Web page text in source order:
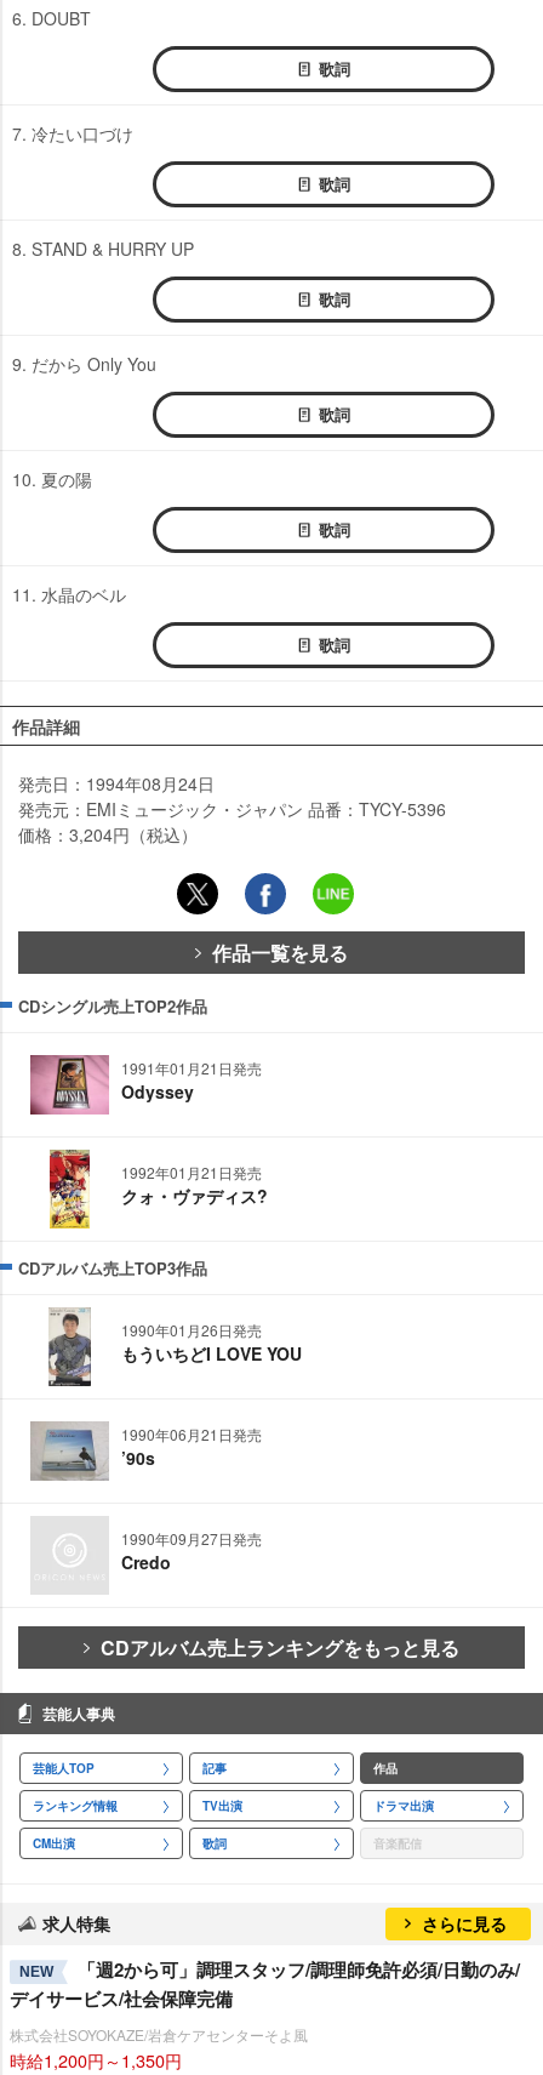
6. DOUBT
歌詞
7. 冷たい口づけ
歌詞
8. STAND & HURRY UP
歌詞
9. だから Only You
歌詞
10. 夏の陽
歌詞
11. 水晶のベル
歌詞
作品詳細
発売日：1994年08月24日
発売元：EMIミュージック・ジャパン 品番：TYCY-5396
価格：3,204円（税込）
作品一覧を見る
CDシングル売上TOP2作品
1991年01月21日発売
Odyssey
1992年01月21日発売
クォ・ヴァディス?
CDアルバム売上TOP3作品
1990年01月26日発売
もういちどI LOVE YOU
1990年06月21日発売
’90s
1990年09月27日発売
Credo
CDアルバム売上ランキングをもっと見る
芸能人事典
芸能人TOP 記事 作品
ランキング情報 TV出演 ドラマ出演
CM出演 歌詞 音楽配信
求人特集 さらに見る
NEW
「週2から可」調理スタッフ/調理師免許必須/日勤のみ/
デイサービス/社会保障完備
株式会社SOYOKAZE/岩倉ケアセンターそよ風
時給1,200円～1,350円